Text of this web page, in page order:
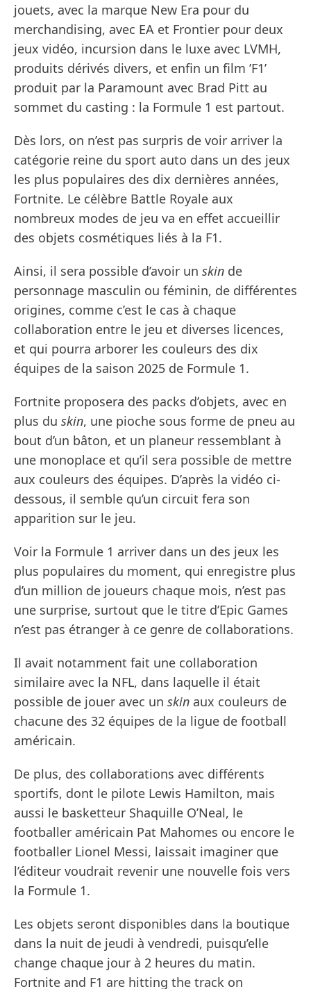
jouets, avec la marque New Era pour du
merchandising, avec EA et Frontier pour deux
jeux vidéo, incursion dans le luxe avec LVMH,
produits dérivés divers, et enfin un film ’F1’
produit par la Paramount avec Brad Pitt au
sommet du casting : la Formule 1 est partout.
Dès lors, on n’est pas surpris de voir arriver la
catégorie reine du sport auto dans un des jeux
les plus populaires des dix dernières années,
Fortnite. Le célèbre Battle Royale aux
nombreux modes de jeu va en effet accueillir
des objets cosmétiques liés à la F1.
Ainsi, il sera possible d’avoir un skin de
personnage masculin ou féminin, de différentes
origines, comme c’est le cas à chaque
collaboration entre le jeu et diverses licences,
et qui pourra arborer les couleurs des dix
équipes de la saison 2025 de Formule 1.
Fortnite proposera des packs d’objets, avec en
plus du skin, une pioche sous forme de pneu au
bout d’un bâton, et un planeur ressemblant à
une monoplace et qu’il sera possible de mettre
aux couleurs des équipes. D’après la vidéo ci-
dessous, il semble qu’un circuit fera son
apparition sur le jeu.
Voir la Formule 1 arriver dans un des jeux les
plus populaires du moment, qui enregistre plus
d’un million de joueurs chaque mois, n’est pas
une surprise, surtout que le titre d’Epic Games
n’est pas étranger à ce genre de collaborations.
Il avait notamment fait une collaboration
similaire avec la NFL, dans laquelle il était
possible de jouer avec un skin aux couleurs de
chacune des 32 équipes de la ligue de football
américain.
De plus, des collaborations avec différents
sportifs, dont le pilote Lewis Hamilton, mais
aussi le basketteur Shaquille O’Neal, le
footballer américain Pat Mahomes ou encore le
footballer Lionel Messi, laissait imaginer que
l’éditeur voudrait revenir une nouvelle fois vers
la Formule 1.
Les objets seront disponibles dans la boutique
dans la nuit de jeudi à vendredi, puisqu’elle
change chaque jour à 2 heures du matin.
Fortnite and F1 are hitting the track on